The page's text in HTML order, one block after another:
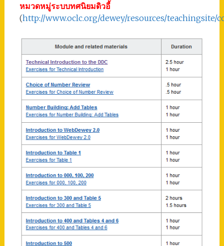
หมวดหมู่ระบบทศนิยมดิวอี้
(http://www.oclc.org/dewey/resources/teachingsite/